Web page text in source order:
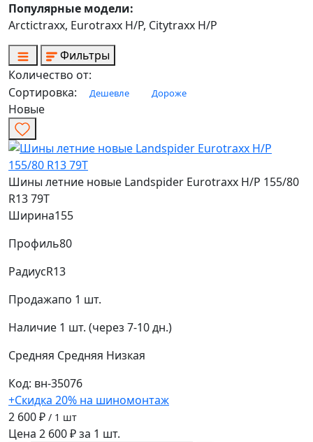
Популярные модели:
Arctictraxx, Eurotraxx H/P, Citytraxx H/P
Фильтры
Количество от:
Сортировка:
Дешевле Дороже
Новые
Шины летние новые Landspider Eurotraxx H/P 155/80
R13 79T
Ширина155
Профиль80
РадиусR13
Продажапо 1 шт.
Наличие 1 шт. (через 7-10 дн.)
Средняя Средняя Низкая
Код: вн-35076
+Скидка 20% на шиномонтаж
2 600 ₽ / 1 шт
Цена 2 600 ₽ за 1 шт.